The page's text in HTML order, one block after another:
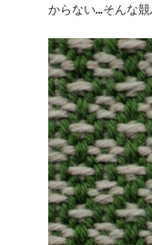
からない…そんな